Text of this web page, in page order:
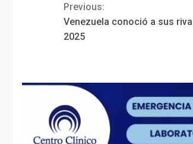
Continue
Reading
Previous:
Venezuela conoció a sus
2025